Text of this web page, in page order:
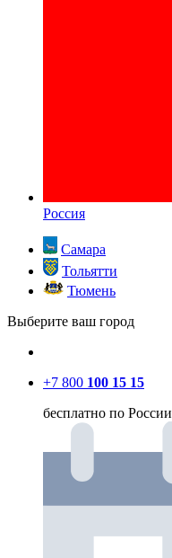
Россия
Самара
Тольятти
Тюмень
Выберите ваш город
+7 800 100 15 15
бесплатно по России